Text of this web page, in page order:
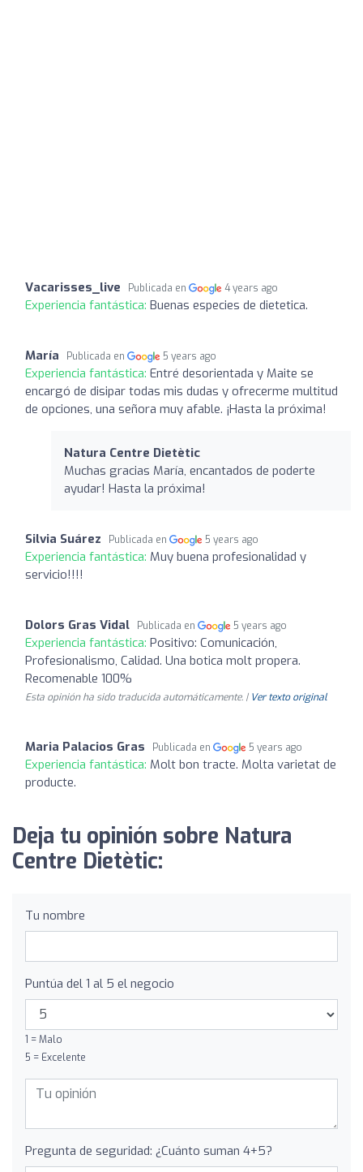
Vacarisses_live Publicada en 4 years ago
Experiencia fantástica: Buenas especies de dietetica.
María Publicada en 5 years ago
Experiencia fantástica: Entré desorientada y Maite se
encargó de disipar todas mis dudas y ofrecerme multitud
de opciones, una señora muy afable. ¡Hasta la próxima!
Natura Centre Dietètic
Muchas gracias María, encantados de poderte
ayudar! Hasta la próxima!
Silvia Suárez Publicada en 5 years ago
Experiencia fantástica: Muy buena profesionalidad y
servicio!!!!
Dolors Gras Vidal Publicada en 5 years ago
Experiencia fantástica: Positivo: Comunicación,
Profesionalismo, Calidad. Una botica molt propera.
Recomenable 100%
Esta opinión ha sido traducida automáticamente. | Ver texto original
Maria Palacios Gras Publicada en 5 years ago
Experiencia fantástica: Molt bon tracte. Molta varietat de
producte.
Deja tu opinión sobre Natura
Centre Dietètic:
Tu nombre
Puntúa del 1 al 5 el negocio
1 = Malo
5 = Excelente
Pregunta de seguridad: ¿Cuánto suman 4+5?